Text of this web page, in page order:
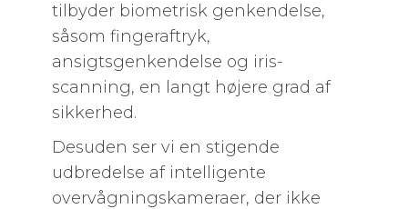
tilbyder biometrisk genkendelse,
såsom fingeraftryk,
ansigtsgenkendelse og iris-
scanning, en langt højere grad af
sikkerhed.
Desuden ser vi en stigende
udbredelse af intelligente
overvågningskameraer, der ikke